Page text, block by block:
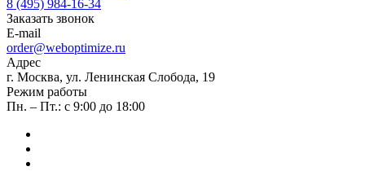
8 (495) 984-16-34
Заказать звонок
E-mail
order@weboptimize.ru
Адрес
г. Москва, ул. Ленинская Слобода, 19
Режим работы
Пн. – Пт.: с 9:00 до 18:00